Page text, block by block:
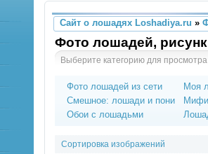
Сайт о лошадях Loshadiya.ru »
Фото лошадей,
Выберите категорию для
Фото лошадей из сети
Смешное: лошади и пони
Обои с лошадьми
Моя
Сортировка изображений